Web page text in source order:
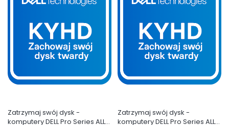
Zatrzymaj swój dysk -
komputery DELL Pro Series ALL
Zatrzymaj swój dysk -
komputery DELL Pro Series ALL